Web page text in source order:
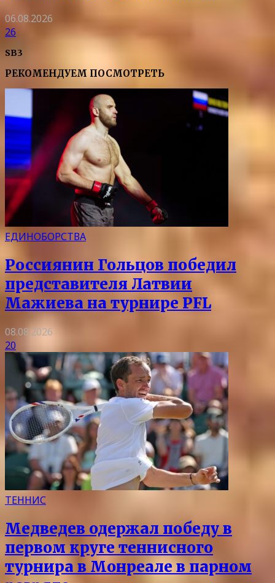
06.08.2026
26
SB3
РЕКОМЕНДУЕМ ПОСМОТРЕТЬ
ЕДИНОБОРСТВА
Россиянин Гольцов победил
представителя Латвии
Мажиева на турнире PFL
08.08.2026
20
ТЕННИС
Медведев одержал победу в
первом круге теннисного
турнира в Монреале в парном